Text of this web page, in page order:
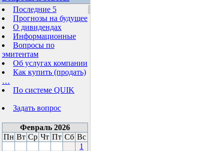
Последние 5
Прогнозы на будущее
О дивидендах
Информационные
Вопросы по
эмитентам
Об услугах компании
Как купить (продать)
…
По системе QUIK
Задать вопрос
Февраль 2026
Пн Вт Ср Чт Пт Сб Вс
1